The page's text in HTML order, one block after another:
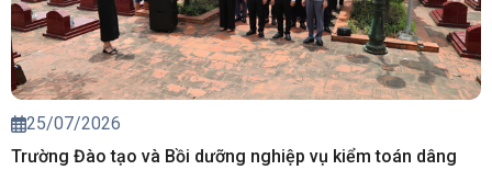
25/07/2026
Trường Đào tạo và Bồi dưỡng nghiệp vụ kiểm toán dâng